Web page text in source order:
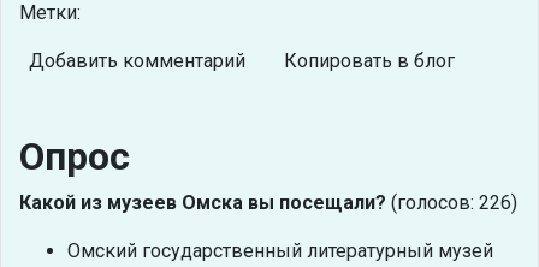
Метки:
Добавить комментарий Копировать в блог
Опрос
Какой из музеев Омска вы посещали? (голосов: 226)
Омский государственный литературный музей